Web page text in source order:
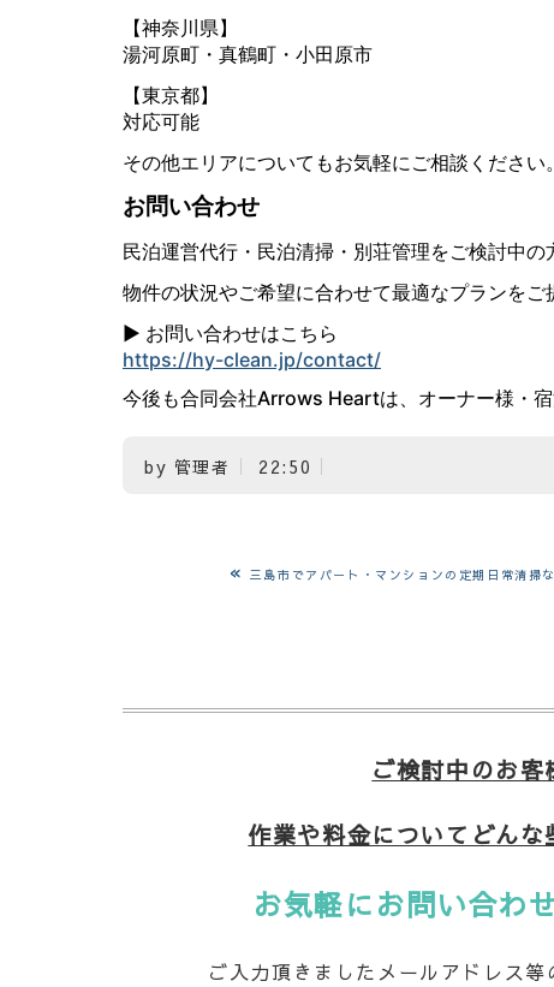
【神奈川県】
湯河原町・真鶴町・小田原市
【東京都】
対応可能
その他エリアについてもお気軽にご相談ください
お問い合わせ
民泊運営代行・民泊清掃・別荘管理をご検討中の
物件の状況やご希望に合わせて最適なプランをご
▶ お問い合わせはこちら
https://hy-clean.jp/contact/
今後も合同会社Arrows Heartは、オーナー様・
by 管理者 22:50
« 三島市でアパート・マンションの定期日常清掃
ご検討中のお客
作業や料金についてどんな
お気軽にお問い合わ
ご入力頂きましたメールアドレス